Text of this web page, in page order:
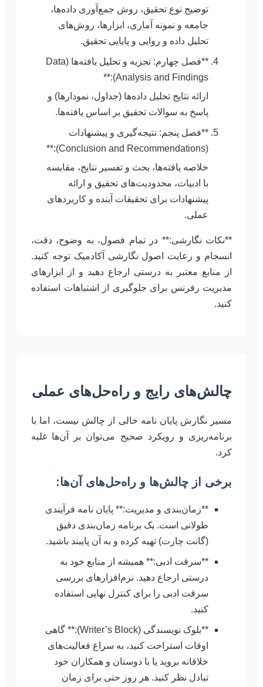
توضیح نوع تحقیق، روش جمع‌آوری داده‌ها،
جامعه و نمونه آماری، ابزارها، روش‌های
تحلیل داده و روایی و پایایی تحقیق.
**فصل چهارم: تجزیه و تحلیل یافته‌ها (Data
Analysis and Findings):**
ارائه نتایج تحلیل داده‌ها (جداول، نمودارها) و
پاسخ به سوالات تحقیق بر اساس یافته‌ها.
**فصل پنجم: نتیجه‌گیری و پیشنهادات
خلاصه یافته‌ها، بحث و تفسیر نتایج، مقایسه
با ادبیات، محدودیت‌های تحقیق و ارائه
پیشنهادات برای تحقیقات آینده و کاربردهای
عملی.
**نکات نگارشی:** در تمام فصول، به وضوح، دقت،
انسجام و رعایت اصول نگارشی آکادمیک توجه کنید.
از منابع معتبر به درستی ارجاع دهید و از ابزارهای
مدیریت رفرنس برای جلوگیری از اشتباهات استفاده
کنید.
چالش‌های رایج و راه‌حل‌های عملی
مسیر نگارش پایان نامه خالی از چالش نیست، اما با
برنامه‌ریزی و رویکرد صحیح می‌توان بر آن‌ها غلبه
کرد.
برخی از چالش‌ها و راه‌حل‌های آن‌ها:
**زمان‌بندی و مدیریت:** پایان نامه فرآیندی
طولانی است. یک برنامه زمان‌بندی دقیق
(گانت چارت) تهیه کرده و به آن پایبند باشید.
**سرقت ادبی:** همیشه از منابع خود به
درستی ارجاع دهید. نرم‌افزارهای بررسی
سرقت ادبی را برای کنترل نهایی استفاده
کنید.
**بلوک نویسندگی (Writer’s Block):** گاهی
اوقات استراحت کنید، به سراغ فعالیت‌های
خلاقانه بروید یا با دوستان و همکاران خود
تبادل نظر کنید. هر روز حتی برای زمان